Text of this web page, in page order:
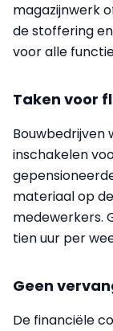
magazijnwerk
de stoffering
voor alle
Taken voor
Bouwbedrijven
inschakelen
materiaal op
medewerkers.
tien uur per
Geen
De financiële